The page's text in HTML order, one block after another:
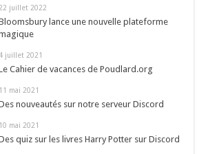
juillet 2022
lance une nouvelle plateforme
juillet 2021
Cahier de vacances de Poudlard.org
mai 2021
nouveautés sur notre serveur Discord
mai 2021
quiz sur les livres Harry Potter sur Discord